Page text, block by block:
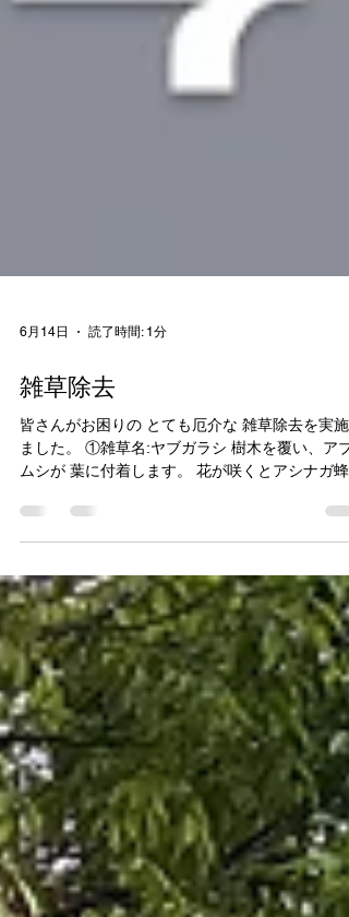
6月14日 読了時間: 1分
雑草除去
皆さんがお困りの とても厄介な 雑草除去を実施
ました。 ①雑草名:ヤブガラシ 樹木を覆い、アブ
集まります。 ②雑草名:ドクダミ 春から秋まで葉
生い茂り、 寒くなる季節に葉を枯らし ますが根
生きてます。 ③雑草名:スギナ つくしはスギナの
子茎、 芝生に出てくると専用の 除草剤散布をし
いと どんどん広がり、 芝生が負けてしまいます
上記、①②③の雑草は 手で握ったり、鎌を使用
て 除去しても土壌中のわずか 1本でも根が残ると
再生、 復活をします。 またアレルギー反応など
こす場合もあり、 痒みや肌荒れなどの 症状も引
起こす可能性が あります。 雑草対策は万全にし
しょう。 #植木屋 #葛飾区 #江戸川区 #松戸市 #
川市 #三郷市 #八潮市 #雑草 #除草 #除草剤 #蜂 #
アブラムシ #害虫